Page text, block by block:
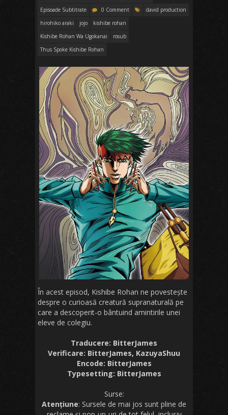
Episoade Subtitrate
0 Comment
david production
hirohiko araki
jojo
kishibe rohan
Kishibe Rohan Wa Ugokanai
rosub
Thus Spoke Kishibe Rohan
În acest episod, Kishibe Rohan ne povestește
despre o curioasă creatură supranaturală pe
care a descoperit-o bântuind amintirile unei
eleve de colegiu.
Traducere: BitterJames
Verificare: BitterJames, KazuyaShuu
Encode: BitterJames
Typesetting: BitterJames
Surse:
Atențiune: Sursele de mai jos sunt pline de